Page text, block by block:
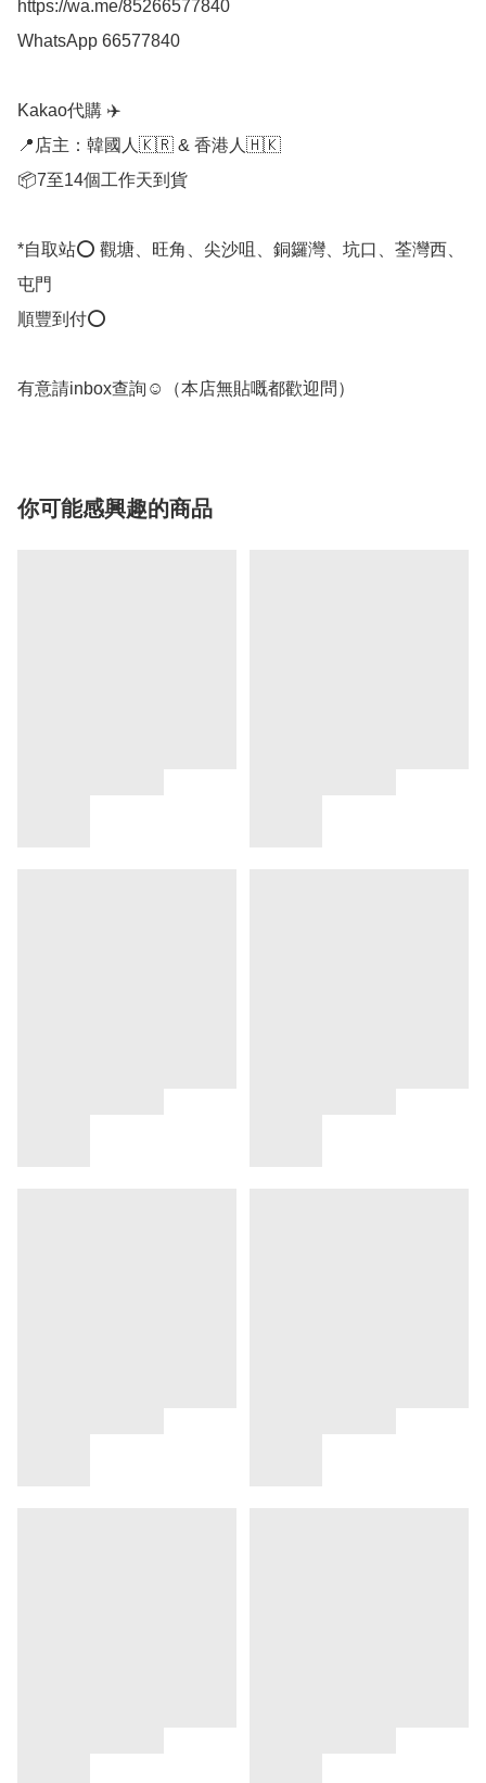
https://wa.me/85266577840
WhatsApp 66577840
Kakao代購 ✈️
📍店主：韓國人🇰🇷 & 香港人🇭🇰
📦7至14個工作天到貨
*自取站⭕ 觀塘、旺角、尖沙咀、銅鑼灣、坑口、荃灣西、
屯門
順豐到付⭕
有意請inbox查詢☺️（本店無貼嘅都歡迎問） 
你可能感興趣的商品